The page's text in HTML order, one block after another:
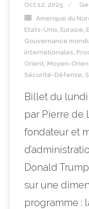
Oct 12, 2025
Amérique du
Etats-Unis Eurasie
Gouvernance
internationales
Orient, Moyen-
Sécurité-Défense
Billet du lundi
par Pierre de
fondateur et
Donald
sur une
programme :